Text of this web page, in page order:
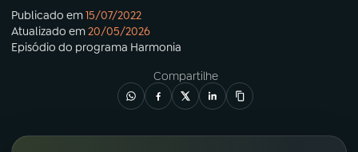
Publicado em15/07/2022
Atualizado em20/05/2026
Episódio do programa Harmonia
Compartilhe